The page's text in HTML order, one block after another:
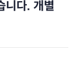
니다. 개별